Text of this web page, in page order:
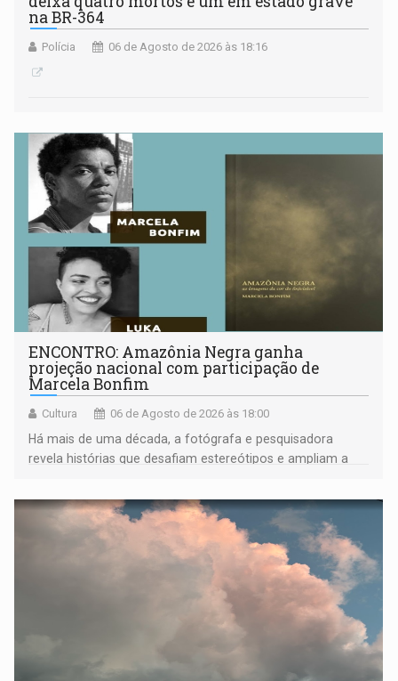
na BR-364
Polícia 06 de Agosto de 2026 às 18:16
ENCONTRO: Amazônia Negra ganha
projeção nacional com participação de
Marcela Bonfim
Cultura 06 de Agosto de 2026 às 18:00
Há mais de uma década, a fotógrafa e pesquisadora
revela histórias que desafiam estereótipos e ampliam a
negras